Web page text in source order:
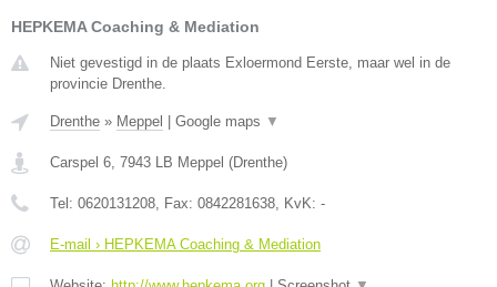
HEPKEMA Coaching & Mediation
Niet gevestigd in de plaats Exloermond Eerste, maar wel in de
provincie Drenthe.
Drenthe » Meppel Google maps ▼
Carspel 6, 7943 LB Meppel (Drenthe)
Tel: 0620131208, Fax: 0842281638, KvK: -
E-mail › HEPKEMA Coaching & Mediation